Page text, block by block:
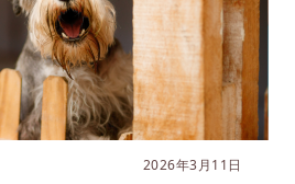
2026年3月11日